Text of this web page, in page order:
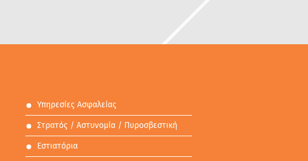
Υπηρεσίες Ασφαλείας
Στρατός / Αστυνομία / Πυροσβεστική
Εστιατόρια